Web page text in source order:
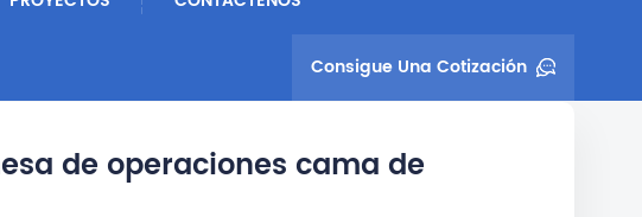
Consigue Una Cotización
de operaciones cama de